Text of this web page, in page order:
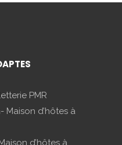
PMR
Maison d’hôtes à
d’hôtes à